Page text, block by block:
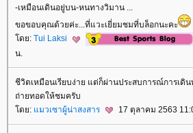
-เหมือนเดินอยู่บน-หนทางวิมาน ...
ขอขอบคุณด้วยค่ะ...ที่แวะเยี่ยมชมที่บล็อกนะคะ
ดย: Tui Laksi
น.
ชีวิตเหมือนเรียบง่าย แต่ก็ผ่านประสบการณ์การเ
ถ่ายทอดให้ชมครับ
ดย: มวเซาผู้น่าสงสาร 17 ตุลาคม 2563